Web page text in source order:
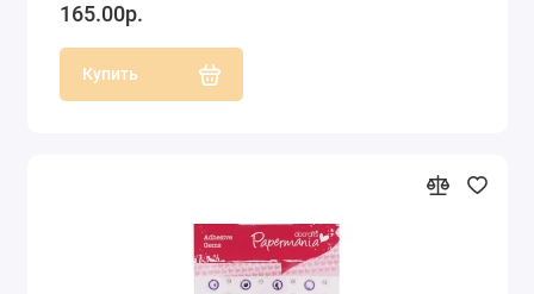
165.00р.
Купить